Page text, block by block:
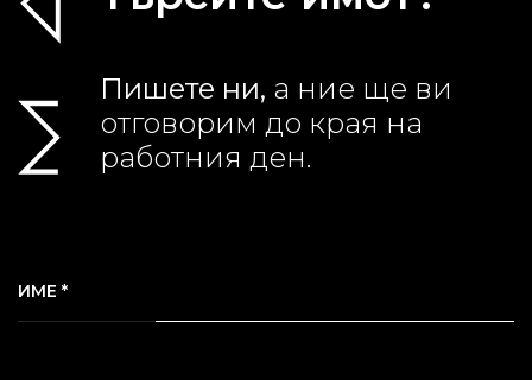
Пишете ни, а ние ще ви
отговорим до края на
работния ден.
ИМЕ *